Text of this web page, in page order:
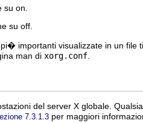
on.
su off.
importanti visualizzate in un file
man di xorg.conf
del server X globale.
7.3.1.3 per maggiori